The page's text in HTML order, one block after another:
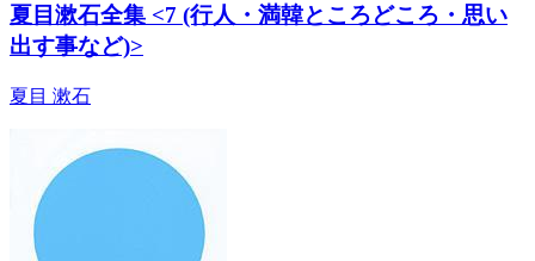
夏目漱石全集 <7 (行人・満韓ところどころ・思い
出す事など)>
夏目 漱石